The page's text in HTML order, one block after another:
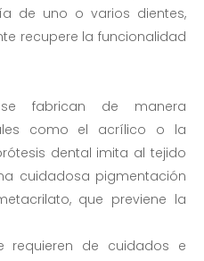
de uno o varios dientes,
recupere la funcionalidad
fabrican de manera
como el acrílico o la
dental imita al tejido
cuidadosa pigmentación
que previene la
requieren de cuidados e